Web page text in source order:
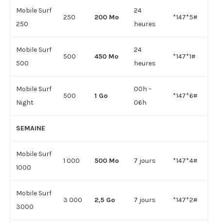
Mobile Surf
250
250 200 Mo
24
heures
*147*5#
Mobile Surf
500
500 450 Mo
24
heures
*147*1#
Mobile Surf
Night
500 1 Go
00h –
06h
*147*6#
SEMAINE
Mobile Surf
1000
1 000 500 Mo 7 jours *147*4#
Mobile Surf
3000
3 000 2,5 Go 7 jours *147*2#